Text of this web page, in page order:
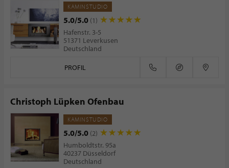
KAMINSTUDIO
5.0/5.0 (1)
Hafenstr. 3-5
51371 Leverkusen
Deutschland
PROFIL
Christoph Lüpken Ofenbau
KAMINSTUDIO
5.0/5.0 (2)
Humboldtstr. 95a
40237 Düsseldorf
Deutschland